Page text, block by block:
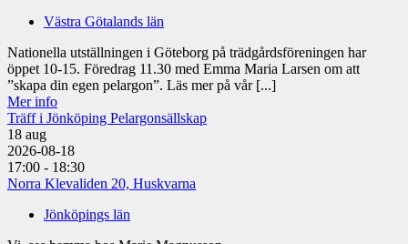
Västra Götalands län
Nationella utställningen i Göteborg på trädgårdsföreningen har
öppet 10-15. Föredrag 11.30 med Emma Maria Larsen om att
”skapa din egen pelargon”. Läs mer på vår [...]
Mer info
Träff i Jönköping Pelargonsällskap
18 aug
2026-08-18
17:00 - 18:30
Norra Klevaliden 20, Huskvarna
Jönköpings län